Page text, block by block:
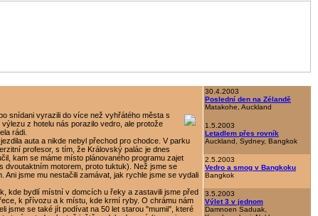
snídani vyrazili do více než vyhřátého města s
z hotelu nás porazilo vedro, ale protože
rádi.
auta a nikde nebyl přechod pro chodce. V parku
profesor, s tím, že Královský palác je dnes
kam se máme místo plánovaného programu zajet
dvoutaktním motorem, proto tuktuk). Než jsme se
Ani jsme mu nestačili zamávat, jak rychle jsme se vydali
kde bydlí místní v domcích u řeky a zastavili jsme před
k přívozu a k místu, kde krmí ryby. O chrámu nám
jsme se také jít podívat na 50 let starou "mumii", které
30.4.2003
Poslední den na Zélandě
Matakohe, Auckland
1.5.2003
Letadlem přes rovník
Auckland, Sydney, Bangkok
2.5.2003
Vedro a smog v Bangkoku
Bangkok
3.5.2003
Výlet 3 v jednom
Damnoen Saduak,